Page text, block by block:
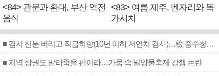
<84> 관문과 환대, 부산 역전
음식
<83> 여름 제주, 벤자리와 독
가시치
■ 검사 신분 버리고 직급하향(10년 이하 저연차 검사)…檢 중수청행 기피
■ 지역 상권도 말라죽을 판이라…가뭄 속 밀양물축제 강행 논란